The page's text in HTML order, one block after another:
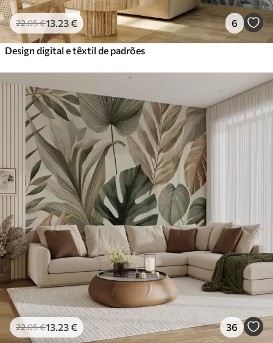
22.05€13 .23€ 6
Design digital e têxtil de padrões
22.05€13 .23€ 36